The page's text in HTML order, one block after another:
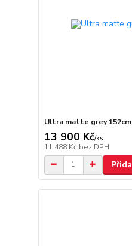
Ultra matte grey 152cm
13 900 Kč/ks
11 488 Kč bez DPH